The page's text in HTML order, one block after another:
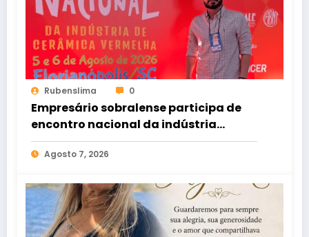
Rubenslima 0
Empresário sobralense participa de
encontro nacional da indústria
cerâmica em Florianópolis
Agosto 7, 2026